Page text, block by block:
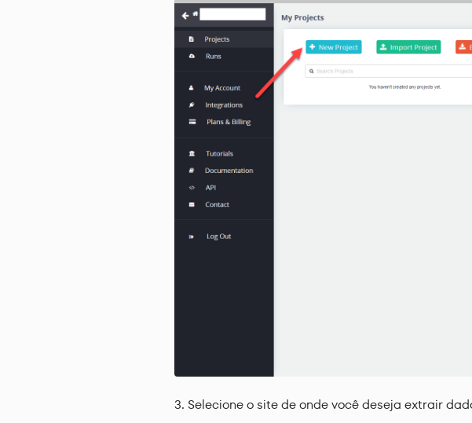
Selecione o site de onde você deseja extrair